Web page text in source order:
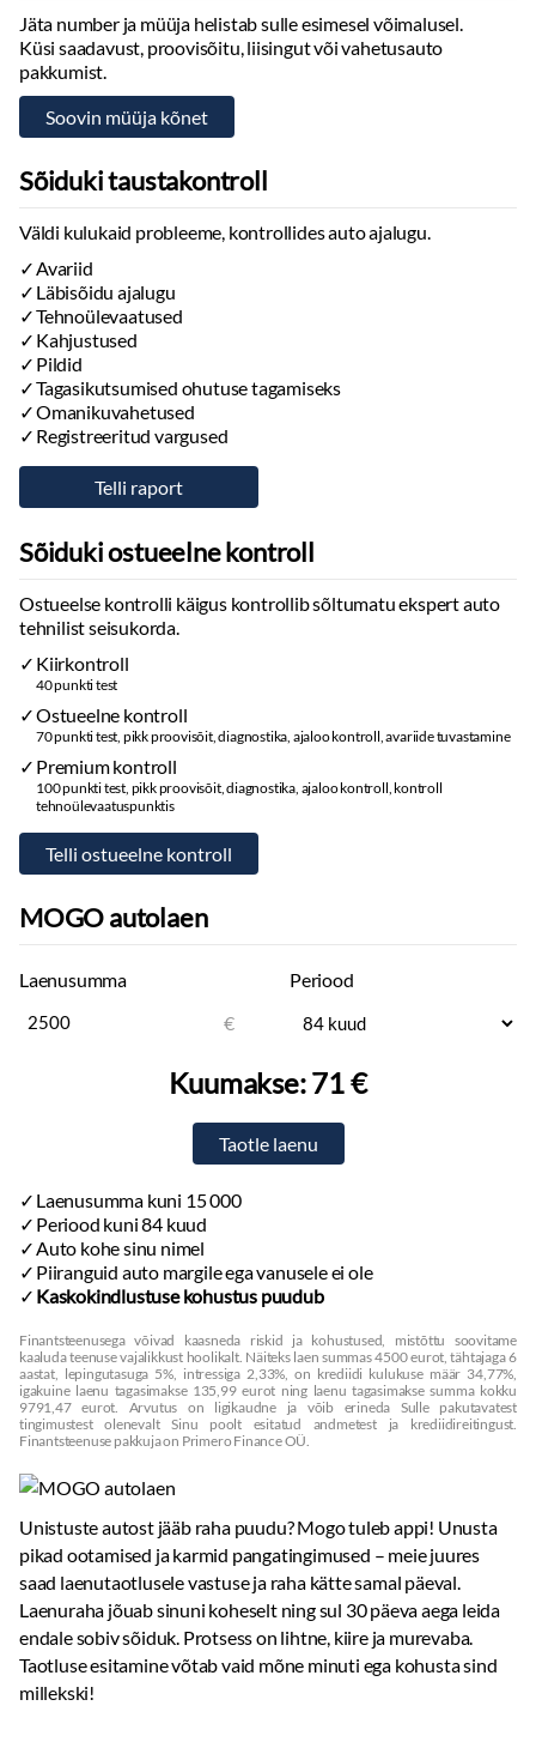
Jäta number ja müüja helistab sulle esimesel võimalusel.
Küsi saadavust, proovisõitu, liisingut või vahetusauto
pakkumist.
Sõiduki taustakontroll
Väldi kulukaid probleeme, kontrollides auto ajalugu.
Avariid
Läbisõidu ajalugu
Tehnoülevaatused
Kahjustused
Pildid
Tagasikutsumised ohutuse tagamiseks
Omanikuvahetused
Registreeritud vargused
Sõiduki ostueelne kontroll
Ostueelse kontrolli käigus kontrollib sõltumatu ekspert auto
tehnilist seisukorda.
Kiirkontroll
40 punkti test
Ostueelne kontroll
70 punkti test, pikk proovisõit, diagnostika, ajaloo kontroll, avariide tuvastamine
Premium kontroll
100 punkti test, pikk proovisõit, diagnostika, ajaloo kontroll, kontroll
tehnoülevaatuspunktis
MOGO autolaen
Laenusumma
€
Periood
Kuumakse:71 €
Laenusumma kuni 15 000
Periood kuni 84 kuud
Auto kohe sinu nimel
Piiranguid auto margile ega vanusele ei ole
Kaskokindlustuse kohustus puudub
Finantsteenusega võivad kaasneda riskid ja kohustused, mistõttu soovitame
kaaluda teenuse vajalikkust hoolikalt. Näiteks laen summas 4500 eurot, tähtajaga 6
aastat, lepingutasuga 5%, intressiga 2,33%, on krediidi kulukuse määr 34,77%,
igakuine laenu tagasimakse 135,99 eurot ning laenu tagasimakse summa kokku
9791,47 eurot. Arvutus on ligikaudne ja võib erineda Sulle pakutavatest
tingimustest olenevalt Sinu poolt esitatud andmetest ja krediidireitingust.
Finantsteenuse pakkuja on Primero Finance OÜ.
Unistuste autost jääb raha puudu? Mogo tuleb appi! Unusta
pikad ootamised ja karmid pangatingimused – meie juures
saad laenutaotlusele vastuse ja raha kätte samal päeval.
Laenuraha jõuab sinuni koheselt ning sul 30 päeva aega leida
endale sobiv sõiduk. Protsess on lihtne, kiire ja murevaba.
Taotluse esitamine võtab vaid mõne minuti ega kohusta sind
millekski!